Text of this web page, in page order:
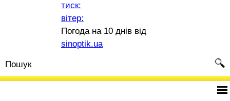
тиск:
вітер:
Погода на 10 днів від
sinoptik.ua